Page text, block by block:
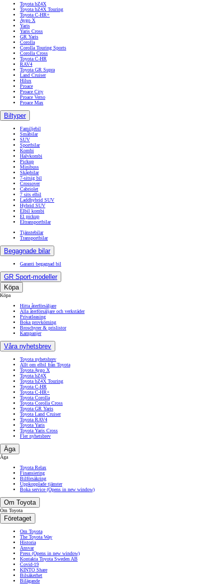
Toyota bZ4X
Toyota bZ4X Touring
Toyota C-HR+
Aygo X
Yaris
Yaris Cross
GR Yaris
Corolla
Corolla Touring Sports
Corolla Cross
Toyota C-HR
RAV4
Toyota GR Supra
Land Cruiser
Hilux
Proace
Proace City
Proace Verso
Proace Max
Biltyper
Familjebil
Småbilar
SUV
Sportbilar
Kombi
Halvkombi
Pickup
Minibuss
Skåpbilar
7-sitsig bil
Crossover
Cabriolet
7 sits elbil
Laddhybrid SUV
Hybrid SUV
Elbil kombi
El pickup
Eltransportbilar
Tjänstebilar
Transportbilar
Begagnade bilar
Garanti begagnad bil
GR Sport-modeller
Köpa
Köpa
Hitta återförsäljare
Alla återförsäljare och verkstäder
Privatleasing
Boka provkörning
Broschyrer & prislistor
Kampanjer
Våra nyhetsbrev
Toyota nyhetsbrev
Allt om elbil från Toyota
Toyota Aygo X
Toyota bZ4X
Toyota bZ4X Touring
Toyota C-HR
Toyota C-HR+
Toyota Corolla
Toyota Corolla Cross
Toyota GR Yaris
Toyota Land Cruiser
Toyota RAV4
Toyota Yaris
Toyota Yaris Cross
Fler nyhetsbrev
Äga
Äga
Toyota Relax
Finansiering
Bilförsäkring
Uppkopplade tjänster
Boka service (Opens in new window)
Om Toyota
Om Toyota
Företaget
Om Toyota
The Toyota Way
Historia
Ansvar
Press (Opens in new window)
Kontakta Toyota Sweden AB
Covid-19
KINTO Share
Bilsäkerhet
Bilägande